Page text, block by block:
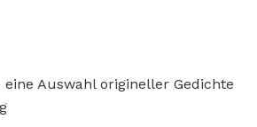
Auswahl origineller Gedichte